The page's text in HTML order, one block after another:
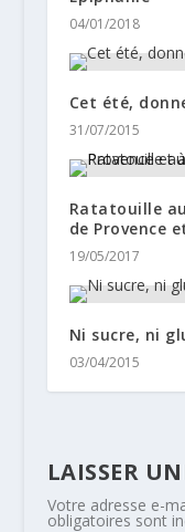
04/01/2018
Cet été,
31/07/2015
Ratatouille
de Provence
19/05/2017
Ni sucre, ni
03/04/2015
LAISSER
Votre adresse e-
obligatoires sont